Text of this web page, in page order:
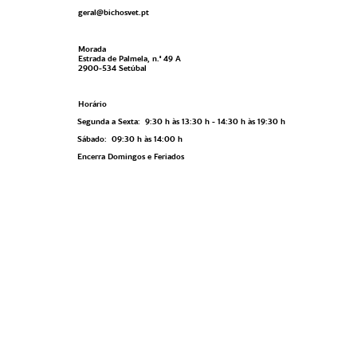
geral@bichosvet.pt
Morada
Estrada de Palmela, n.º 49 A
2900-534 Setúbal
Horário
Segunda a Sexta: 9:30 h às 13:30 h - 14:30 h às 19:30 h
Sábado: 09:30 h às 14:00 h
Encerra Domingos e Feriados